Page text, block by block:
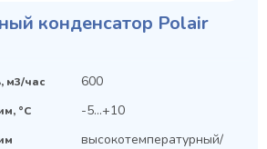
конденсатор Polair
м3/час 600
°C -5...+10
высокотемпературный/